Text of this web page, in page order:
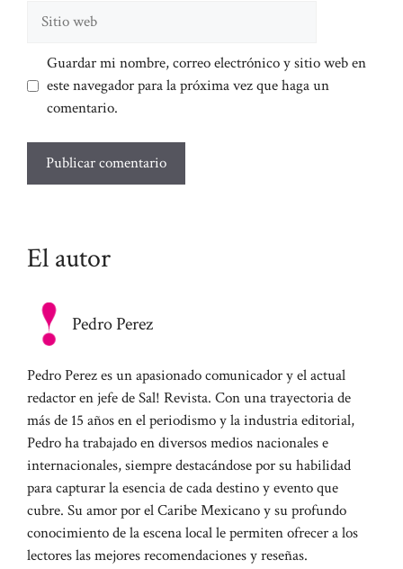
Guardar mi nombre, correo electrónico y sitio web en
este navegador para la próxima vez que haga un
comentario.
El autor
Pedro Perez
Pedro Perez es un apasionado comunicador y el actual
redactor en jefe de Sal! Revista. Con una trayectoria de
más de 15 años en el periodismo y la industria editorial,
Pedro ha trabajado en diversos medios nacionales e
internacionales, siempre destacándose por su habilidad
para capturar la esencia de cada destino y evento que
cubre. Su amor por el Caribe Mexicano y su profundo
conocimiento de la escena local le permiten ofrecer a los
lectores las mejores recomendaciones y reseñas.